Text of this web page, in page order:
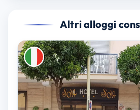
Altri alloggi